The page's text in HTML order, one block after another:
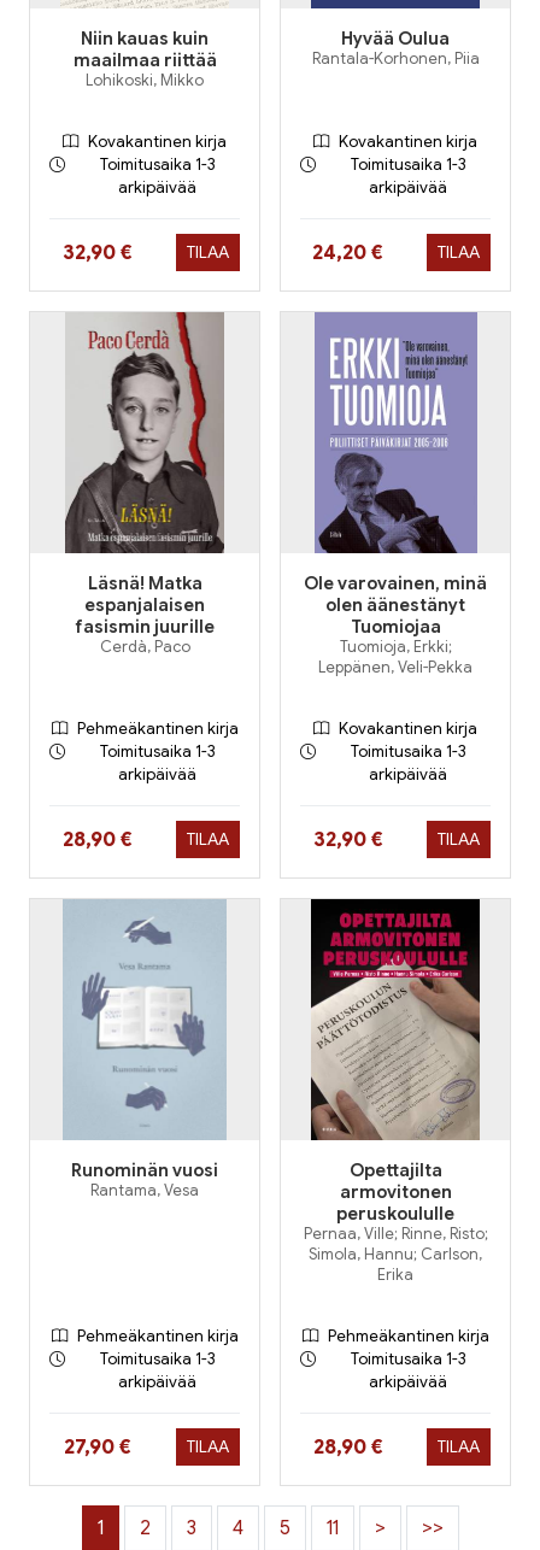
Niin kauas kuin
maailmaa riittää
Lohikoski, Mikko
Kovakantinen kirja
Toimitusaika 1-3
arkipäivää
Hinta nyt
32,90 € TILAA
Hyvää Oulua
Rantala-Korhonen, Piia
Kovakantinen kirja
Toimitusaika 1-3
arkipäivää
Hinta nyt
24,20 € TILAA
Läsnä! Matka
espanjalaisen
fasismin juurille
Cerdà, Paco
Pehmeäkantinen kirja
Toimitusaika 1-3
arkipäivää
Hinta nyt
28,90 € TILAA
Ole varovainen, minä
olen äänestänyt
Tuomiojaa
Tuomioja, Erkki;
Leppänen, Veli-Pekka
Kovakantinen kirja
Toimitusaika 1-3
arkipäivää
Hinta nyt
32,90 € TILAA
Runominän vuosi
Rantama, Vesa
Pehmeäkantinen kirja
Toimitusaika 1-3
arkipäivää
Hinta nyt
27,90 € TILAA
Opettajilta
armovitonen
peruskoululle
Pernaa, Ville; Rinne, Risto;
Simola, Hannu; Carlson,
Erika
Pehmeäkantinen kirja
Toimitusaika 1-3
arkipäivää
Hinta nyt
28,90 € TILAA
1 2 3 4 5 11 > >>